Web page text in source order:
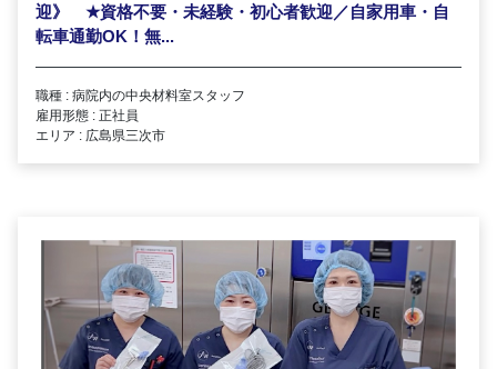
迎》 ★資格不要・未経験・初心者歓迎／自家用車・自
転車通勤OK！無...
職種 : 病院内の中央材料室スタッフ
雇用形態 : 正社員
エリア : 広島県三次市